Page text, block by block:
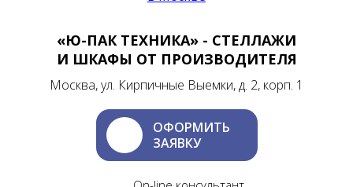
«Ю-ПАК ТЕХНИКА» - СТЕЛЛАЖИ
И ШКАФЫ ОТ ПРОИЗВОДИТЕЛЯ
Москва, ул. Кирпичные Выемки, д. 2, корп. 1
ОФОРМИТЬ
ЗАЯВКУ